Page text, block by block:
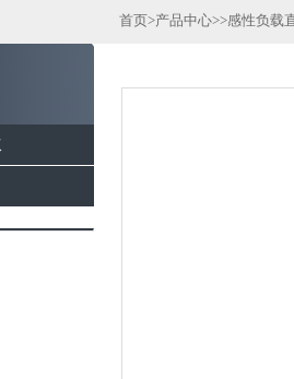
首页>产品中心>>感性负载